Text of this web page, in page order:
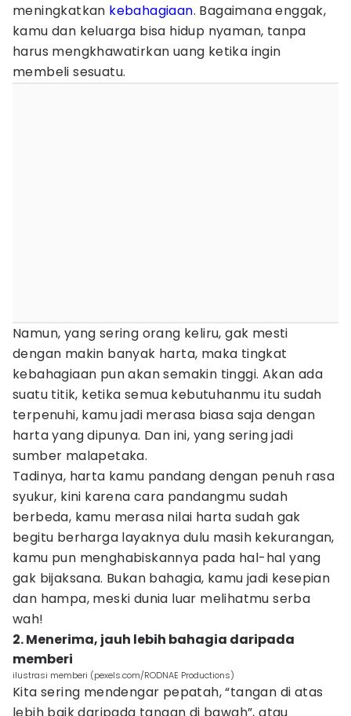
meningkatkan kebahagiaan. Bagaimana enggak,
kamu dan keluarga bisa hidup nyaman, tanpa
harus mengkhawatirkan uang ketika ingin
membeli sesuatu.
Namun, yang sering orang keliru, gak mesti
dengan makin banyak harta, maka tingkat
kebahagiaan pun akan semakin tinggi. Akan ada
suatu titik, ketika semua kebutuhanmu itu sudah
terpenuhi, kamu jadi merasa biasa saja dengan
harta yang dipunya. Dan ini, yang sering jadi
sumber malapetaka.
Tadinya, harta kamu pandang dengan penuh rasa
syukur, kini karena cara pandangmu sudah
berbeda, kamu merasa nilai harta sudah gak
begitu berharga layaknya dulu masih kekurangan,
kamu pun menghabiskannya pada hal-hal yang
gak bijaksana. Bukan bahagia, kamu jadi kesepian
dan hampa, meski dunia luar melihatmu serba
wah!
2. Menerima, jauh lebih bahagia daripada
memberi
ilustrasi memberi (pexels.com/RODNAE Productions)
Kita sering mendengar pepatah, “tangan di atas